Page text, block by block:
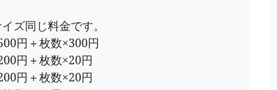
ズ同じ料金です。
円＋枚数×300円
円＋枚数×20円
円＋枚数×20円